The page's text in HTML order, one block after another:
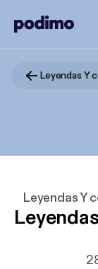
Leyendas Y